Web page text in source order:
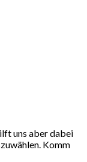
uns aber dabei
Komm